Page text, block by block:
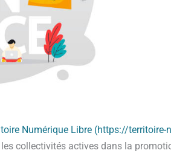
Numérique Libre (https://
collectivités actives dans la